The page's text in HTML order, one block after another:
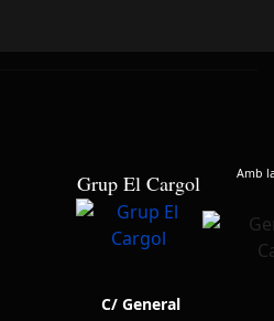
Grup El Cargol Amb
C/ General